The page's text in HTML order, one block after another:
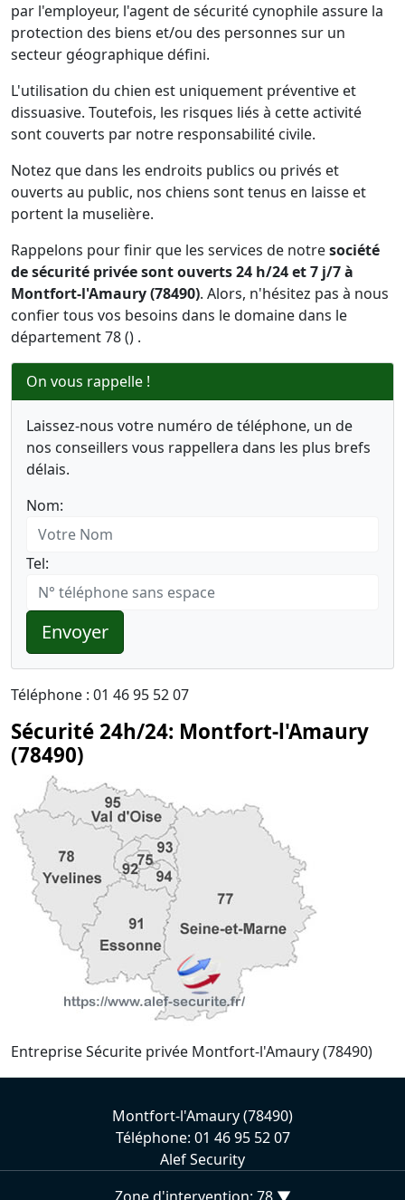
par l'employeur, l'agent de sécurité cynophile assure la
protection des biens et/ou des personnes sur un
secteur géographique défini.
L'utilisation du chien est uniquement préventive et
dissuasive. Toutefois, les risques liés à cette activité
sont couverts par notre responsabilité civile.
Notez que dans les endroits publics ou privés et
ouverts au public, nos chiens sont tenus en laisse et
portent la muselière.
Rappelons pour finir que les services de notresociété
de sécurité privée sont ouverts 24 h/24 et 7 j/7 à
Montfort-l'Amaury (78490). Alors, n'hésitez pas à nous
confier tous vos besoins dans le domaine dans le
département 78 () .
On vous rappelle !
Laissez-nous votre numéro de téléphone, un de
nos conseillers vous rappellera dans les plus brefs
délais.
Nom:
Tel:
Envoyer
Téléphone : 01 46 95 52 07
Sécurité 24h/24: Montfort-l'Amaury
(78490)
Entreprise Sécurite privée Montfort-l'Amaury (78490)
Montfort-l'Amaury (78490)
Téléphone: 01 46 95 52 07
Alef Security